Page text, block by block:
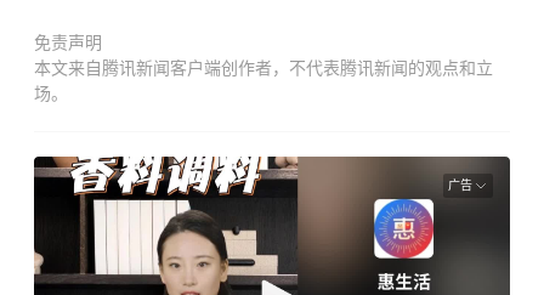
免责声明
本文来自腾讯新闻客户端创作者，不代表腾讯新闻的观点和立
场。
广告